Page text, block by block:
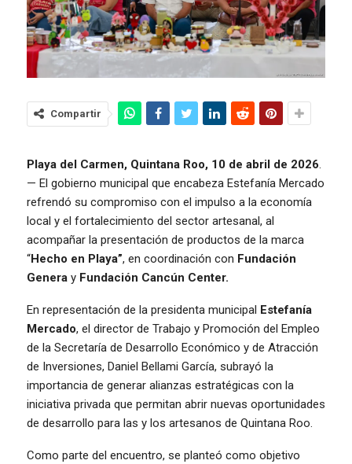
Compartir
Playa del Carmen, Quintana Roo, 10 de abril de 2026.
— El gobierno municipal que encabeza Estefanía Mercado
refrendó su compromiso con el impulso a la economía
local y el fortalecimiento del sector artesanal, al
acompañar la presentación de productos de la marca
“Hecho en Playa”, en coordinación con Fundación
Genera y Fundación Cancún Center.
En representación de la presidenta municipal Estefanía
Mercado, el director de Trabajo y Promoción del Empleo
de la Secretaría de Desarrollo Económico y de Atracción
de Inversiones, Daniel Bellami García, subrayó la
importancia de generar alianzas estratégicas con la
iniciativa privada que permitan abrir nuevas oportunidades
de desarrollo para las y los artesanos de Quintana Roo.
Como parte del encuentro, se planteó como objetivo